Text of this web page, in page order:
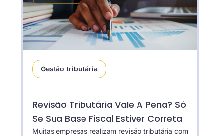
Gestão tributária
Revisão Tributária Vale A Pena? Só
Se Sua Base Fiscal Estiver Correta
Muitas empresas realizam revisão tributária com